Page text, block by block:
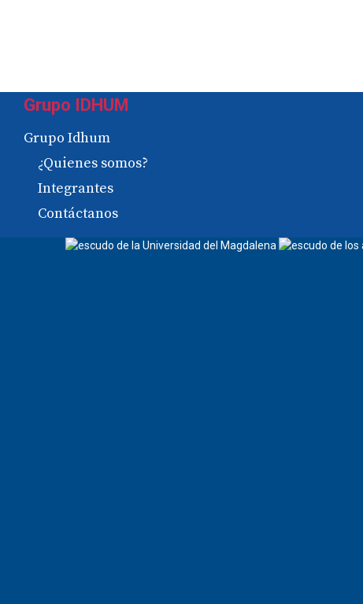
Grupo IDHUM
Grupo Idhum
¿Quienes somos?
Integrantes
Contáctanos